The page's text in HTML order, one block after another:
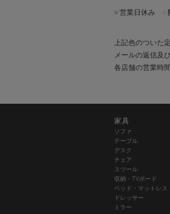
営業日休み
上記色のついた
メールの返信及
各店舗の営業時
家具
ソファ
テーブル
デスク
チェア
スツール
収納・TVボード
ベッド・マットレス
ドレッサー
ミラー